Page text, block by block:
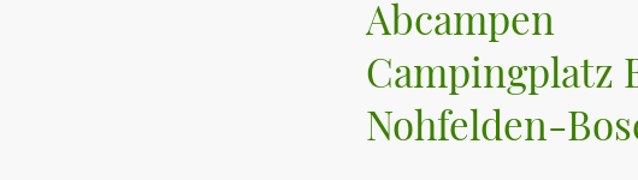
Abcampen
Campingplatz
Nohfelden-